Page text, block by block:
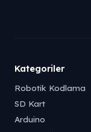
Kategoriler
Robotik Kodlama
SD Kart
Arduino